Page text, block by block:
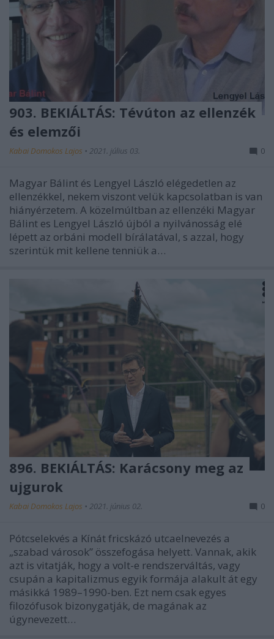
903. BEKIÁLTÁS: Tévúton az ellenzék
és elemzői
Kabai Domokos Lajos • 2021. július 03. 0
Magyar Bálint és Lengyel László elégedetlen az
ellenzékkel, nekem viszont velük kapcsolatban is van
hiányérzetem. A közelmúltban az ellenzéki Magyar
Bálint es Lengyel László újból a nyilvánosság elé
lépett az orbáni modell bírálatával, s azzal, hogy
szerintük mit kellene tenniük a…
896. BEKIÁLTÁS: Karácsony meg az
ujgurok
Kabai Domokos Lajos • 2021. június 02. 0
Pótcselekvés a Kínát fricskázó utcaelnevezés a
„szabad városok” összefogása helyett. Vannak, akik
azt is vitatják, hogy a volt-e rendszerváltás, vagy
csupán a kapitalizmus egyik formája alakult át egy
másikká 1989–1990-ben. Ezt nem csak egyes
filozófusok bizonygatják, de magának az
úgynevezett…